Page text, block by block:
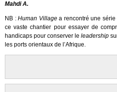
Mahdi A.
NB : Human Villagea rencontré une série
ce vaste chantier pour essayer de
handicaps pour conserver le leadership
les ports orientaux de l’Afrique.